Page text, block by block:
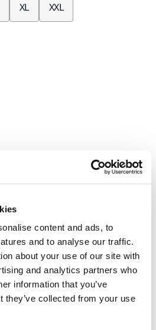
content and ads, to
and to analyse our traffic.
about your use of our site with
and analytics partners who
information that you’ve
they’ve collected from your use
XL XXL
with signature print on the
cotton, 320gr/m2, brushed